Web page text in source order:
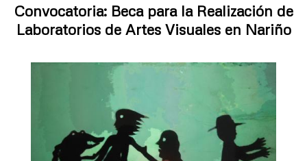
Convocatoria: Beca para la Realización de
Laboratorios de Artes Visuales en Nariño